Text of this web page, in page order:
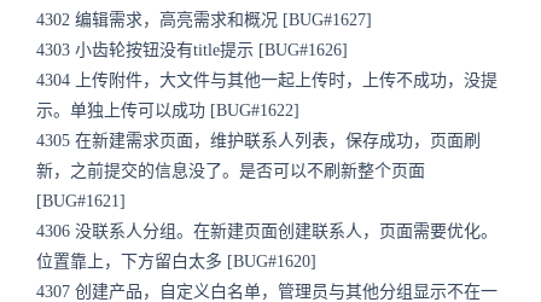
4302 编辑需求，高亮需求和概况 [BUG#1627]
4303 小齿轮按钮没有title提示 [BUG#1626]
4304 上传附件，大文件与其他一起上传时，上传不成功，没提
示。单独上传可以成功 [BUG#1622]
4305 在新建需求页面，维护联系人列表，保存成功，页面刷
新，之前提交的信息没了。是否可以不刷新整个页面
[BUG#1621]
4306 没联系人分组。在新建页面创建联系人，页面需要优化。
位置靠上，下方留白太多 [BUG#1620]
4307 创建产品，自定义白名单，管理员与其他分组显示不在一